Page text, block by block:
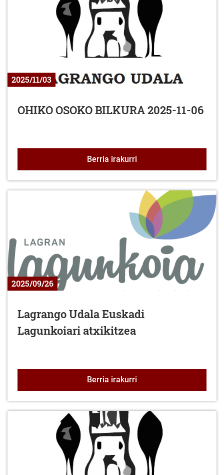
2025/11/03
OHIKO OSOKO BILKURA 2025-11-06
Berria irakurri
2025/09/26
Lagrango Udala Euskadi
Lagunkoiari atxikitzea
Berria irakurri